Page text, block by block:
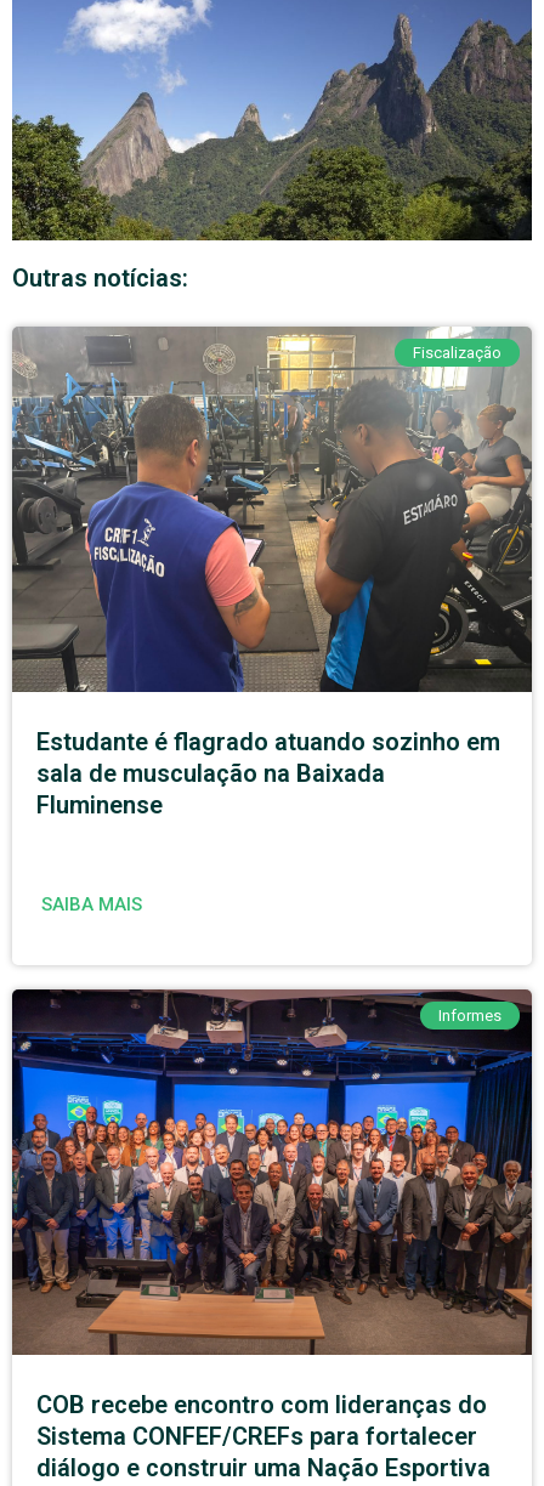
Outras notícias:
Fiscalização
Estudante é flagrado atuando sozinho em
sala de musculação na Baixada
Fluminense
SAIBA MAIS
Informes
COB recebe encontro com lideranças do
Sistema CONFEF/CREFs para fortalecer
diálogo e construir uma Nação Esportiva